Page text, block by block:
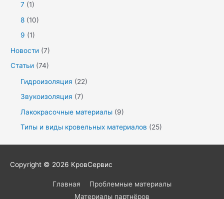
7 (1)
8 (10)
9 (1)
Новости (7)
Статьи (74)
Гидроизоляция (22)
Звукоизоляция (7)
Лакокрасочные материалы (9)
Типы и виды кровельных материалов (25)
Copyright © 2026 КровСервис
Главная
Проблемные материалы
Материалы партнёров